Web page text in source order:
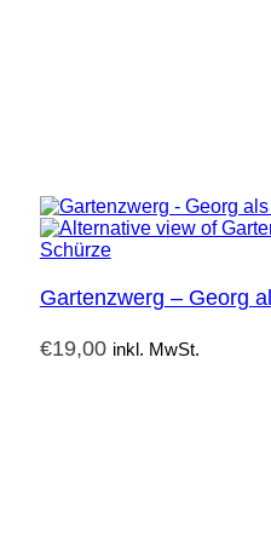
Gartenzwerg – Georg
€19,00 inkl. MwSt.